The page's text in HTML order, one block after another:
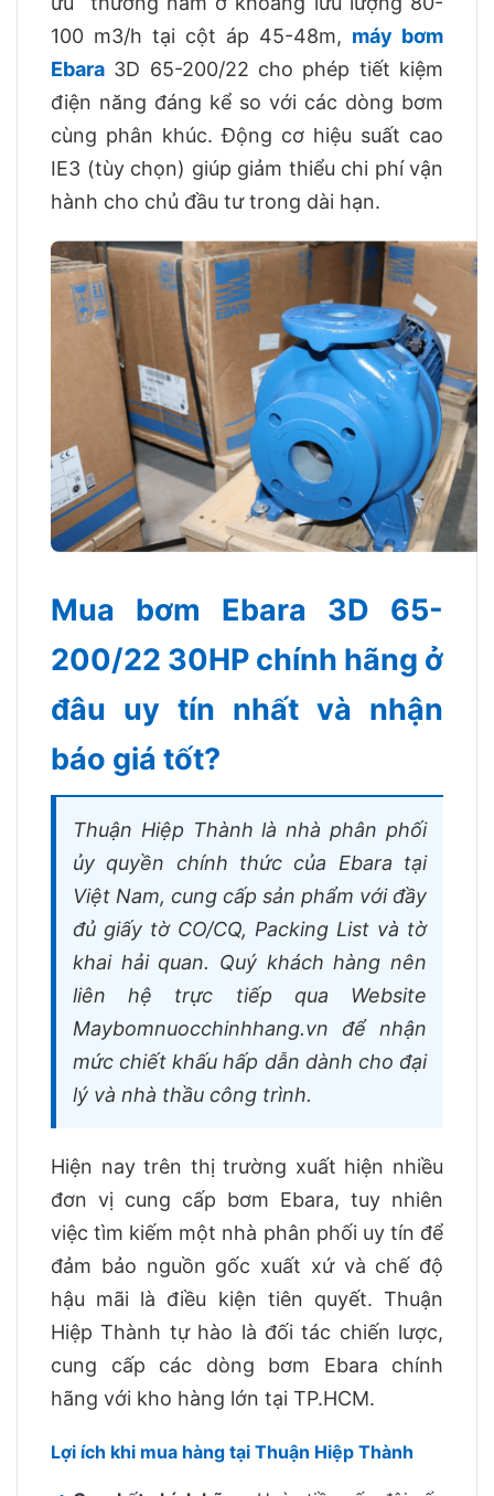
100 m3/h tại cột áp 45-48m, máy bơm
Ebara 3D 65-200/22 cho phép tiết kiệm
điện năng đáng kể so với các dòng bơm
cùng phân khúc. Động cơ hiệu suất cao
IE3 (tùy chọn) giúp giảm thiểu chi phí vận
hành cho chủ đầu tư trong dài hạn.
Mua bơm Ebara 3D 65-
200/22 30HP chính hãng ở
đâu uy tín nhất và nhận
báo giá tốt?
Thuận Hiệp Thành là nhà phân phối
ủy quyền chính thức của Ebara tại
Việt Nam, cung cấp sản phẩm với đầy
đủ giấy tờ CO/CQ, Packing List và tờ
khai hải quan. Quý khách hàng nên
liên hệ trực tiếp qua Website
Maybomnuocchinhhang.vn để nhận
mức chiết khấu hấp dẫn dành cho đại
lý và nhà thầu công trình.
Hiện nay trên thị trường xuất hiện nhiều
đơn vị cung cấp bơm Ebara, tuy nhiên
việc tìm kiếm một nhà phân phối uy tín để
đảm bảo nguồn gốc xuất xứ và chế độ
hậu mãi là điều kiện tiên quyết. Thuận
Hiệp Thành tự hào là đối tác chiến lược,
cung cấp các dòng bơm Ebara chính
hãng với kho hàng lớn tại TP.HCM.
Lợi ích khi mua hàng tại Thuận Hiệp Thành